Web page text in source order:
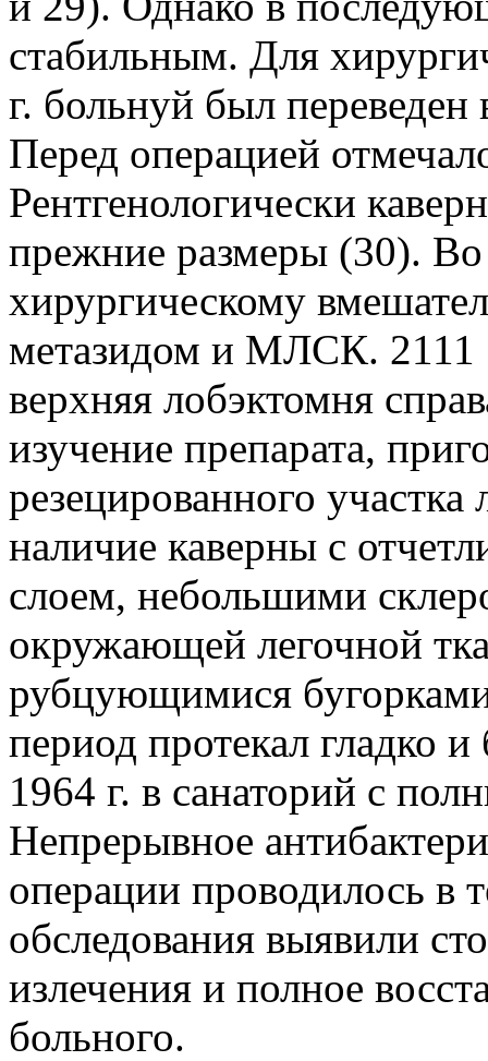
стабильным. Для
г. больнуй был переведен
Перед операцией
Рентгенологически
прежние размеры (30). Во
хирургическому
метазидом и МЛСК. 2111
верхняя лобэктомня
изучение препарата,
резецированного участка
наличие каверны с
слоем, небольшими
окружающей легочной
рубцующимися
период протекал гладко
1964 г. в санаторий с
Непрерывное
операции проводилось в
обследования выявили
излечения и полное
больного.